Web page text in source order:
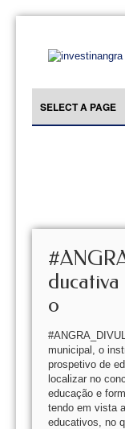
o
municipal, o
prospetivo de
localizar no
educação e
tendo em vista
educativos, no